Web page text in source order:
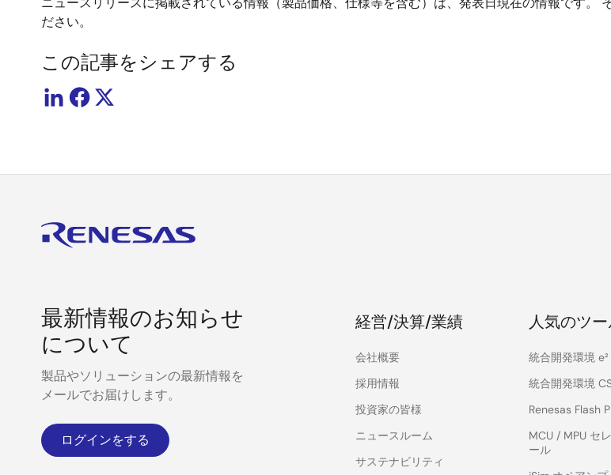
ださい。
この記事をシェアする
最新情報のお知らせ
について
製品やソリューションの最新情報を
メールでお届けします。
ログインをする
経営/決算/業績
会社概要
採用情報
投資家の皆様
ニュースルーム
サステナビリティ
人気のツ
統合開発環境
統合開発環境
Renesas Flash
MCU / MPU セ
ール